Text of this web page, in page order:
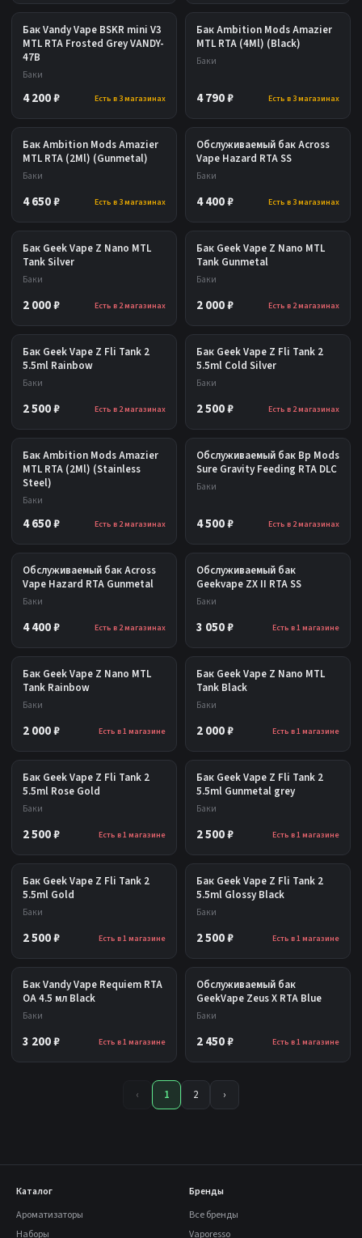
Бак Vandy Vape BSKR mini V3
MTL RTA Frosted Grey VANDY-
47B
Баки
4 200 ₽ Есть в 3 магазинах
Бак Ambition Mods Amazier
MTL RTA (4Ml) (Black)
Баки
4 790 ₽ Есть в 3 магазинах
Бак Ambition Mods Amazier
MTL RTA (2Ml) (Gunmetal)
Баки
4 650 ₽ Есть в 3 магазинах
Обслуживаемый бак Across
Vape Hazard RTA SS
Баки
4 400 ₽ Есть в 3 магазинах
Бак Geek Vape Z Nano MTL
Tank Silver
Баки
2 000 ₽ Есть в 2 магазинах
Бак Geek Vape Z Nano MTL
Tank Gunmetal
Баки
2 000 ₽ Есть в 2 магазинах
Бак Geek Vape Z Fli Tank 2
5.5ml Rainbow
Баки
2 500 ₽ Есть в 2 магазинах
Бак Geek Vape Z Fli Tank 2
5.5ml Cold Silver
Баки
2 500 ₽ Есть в 2 магазинах
Бак Ambition Mods Amazier
MTL RTA (2Ml) (Stainless
Steel)
Баки
4 650 ₽ Есть в 2 магазинах
Обслуживаемый бак Bp Mods
Sure Gravity Feeding RTA DLC
Баки
4 500 ₽ Есть в 2 магазинах
Обслуживаемый бак Across
Vape Hazard RTA Gunmetal
Баки
4 400 ₽ Есть в 2 магазинах
Обслуживаемый бак
Geekvape ZX II RTA SS
Баки
3 050 ₽ Есть в 1 магазине
Бак Geek Vape Z Nano MTL
Tank Rainbow
Баки
2 000 ₽ Есть в 1 магазине
Бак Geek Vape Z Nano MTL
Tank Black
Баки
2 000 ₽ Есть в 1 магазине
Бак Geek Vape Z Fli Tank 2
5.5ml Rose Gold
Баки
2 500 ₽ Есть в 1 магазине
Бак Geek Vape Z Fli Tank 2
5.5ml Gunmetal grey
Баки
2 500 ₽ Есть в 1 магазине
Бак Geek Vape Z Fli Tank 2
5.5ml Gold
Баки
2 500 ₽ Есть в 1 магазине
Бак Geek Vape Z Fli Tank 2
5.5ml Glossy Black
Баки
2 500 ₽ Есть в 1 магазине
Бак Vandy Vape Requiem RTA
OA 4.5 мл Black
Баки
3 200 ₽ Есть в 1 магазине
Обслуживаемый бак
GeekVape Zeus X RTA Blue
Баки
2 450 ₽ Есть в 1 магазине
‹ 1 2 ›
Каталог
Ароматизаторы
Наборы
Бренды
Все бренды
Vaporesso